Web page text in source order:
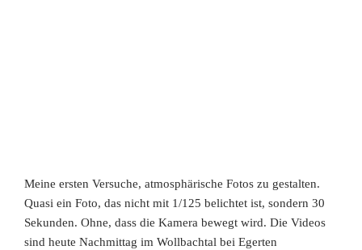
Meine ersten Versuche, atmosphärische Fotos zu gestalten.
Quasi ein Foto, das nicht mit 1/125 belichtet ist, sondern 30
Sekunden. Ohne, dass die Kamera bewegt wird. Die Videos
sind heute Nachmittag im Wollbachtal bei Egerten